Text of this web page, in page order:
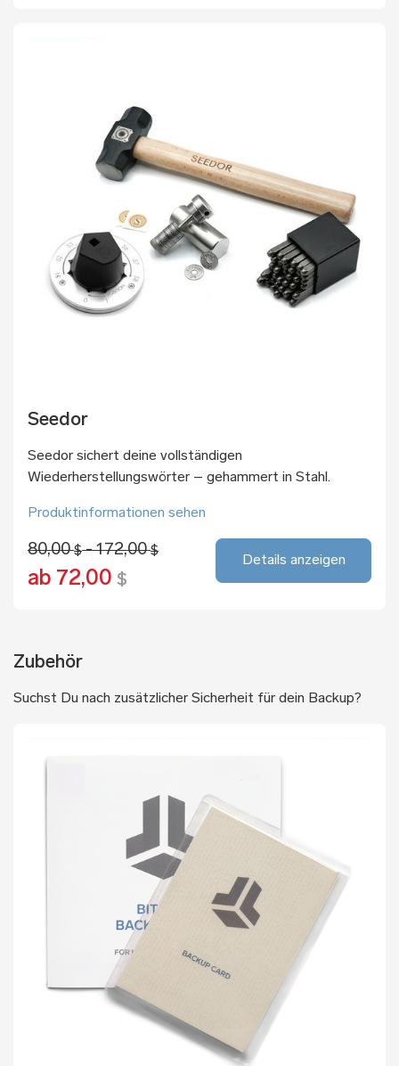
Seedor
Seedor sichert deine vollständigen
Wiederherstellungswörter – gehammert in Stahl.
Produktinformationen sehen
80,00$- 172,00$
ab 72,00 $
Details anzeigen
Zubehör
Suchst Du nach zusätzlicher Sicherheit für dein Backup?